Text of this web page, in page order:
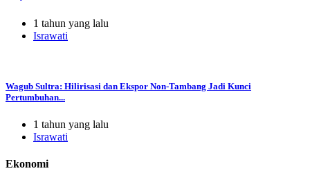
1 tahun yang lalu
Israwati
Wagub Sultra: Hilirisasi dan Ekspor Non-Tambang Jadi Kunci
Pertumbuhan...
1 tahun yang lalu
Israwati
Ekonomi